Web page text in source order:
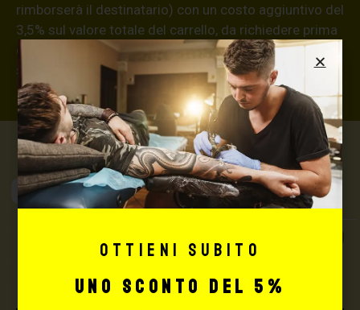
rimborserà il destinatario) con un costo aggiuntivo del
3,5% sul valore totale del carrello, da richiedere prima
di concludere il pagamento al seguente indirizzo:
shop@maxsignorello.it .
Max Signorello
Tattoo Supply
TUTTO PER IL TUO
TATTOO STUDIO
Ottieni subito
uno sconto del 5%